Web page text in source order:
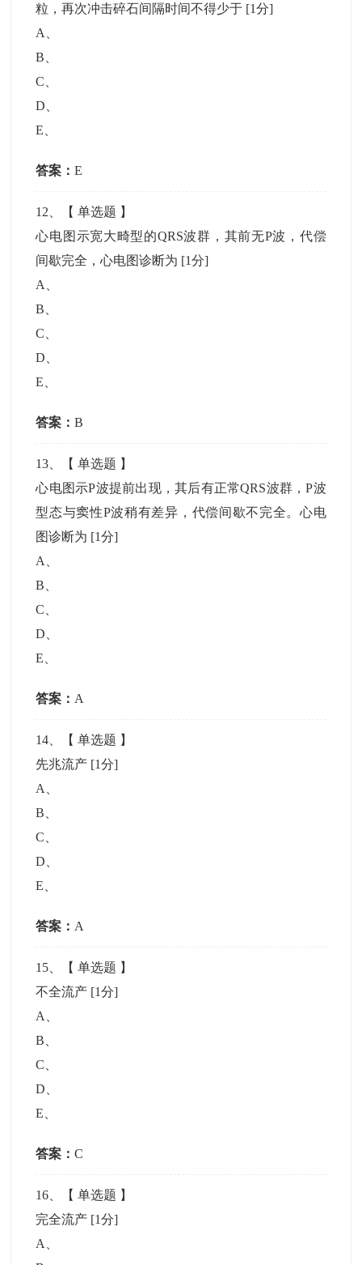
粒，再次冲击碎石间隔时间不得少于 [1分]
A
B
C
D
E
答案：E
12 、【单选题 】
心电图示宽大畸型的QRS波群，其前无P波，代偿
间歇完全，心电图诊断为 [1分]
A
B
C
D
E
答案：B
13 、【单选题 】
心电图示P波提前出现，其后有正常QRS波群，P波
型态与窦性P波稍有差异，代偿间歇不完全。心电
图诊断为 [1分]
A
B
C
D
E
答案： A
14 、【单选题 】
先兆流产 [1分]
A
B
C
D
E
答案： A
15 、【单选题 】
不全流产 [1分]
A
B
C
D
E
答案：C
16 、【单选题 】
完全流产 [1分]
A